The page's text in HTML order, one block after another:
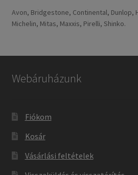
Avon, Bridgestone, Continental, Dunlop,
Michelin, Mitas, Maxxis, Pirelli, Shinko.
Webáruházunk
Fiókom
Kosár
Vásárlási feltételek